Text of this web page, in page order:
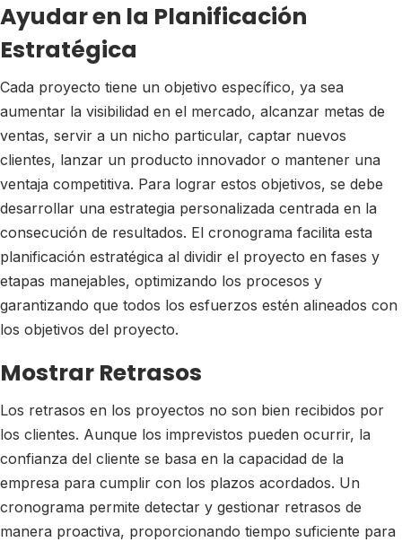
Ayudar en la Planificación
Estratégica
Cada proyecto tiene un objetivo específico, ya sea
aumentar la visibilidad en el mercado, alcanzar metas de
ventas, servir a un nicho particular, captar nuevos
clientes, lanzar un producto innovador o mantener una
ventaja competitiva. Para lograr estos objetivos, se debe
desarrollar una estrategia personalizada centrada en la
consecución de resultados. El cronograma facilita esta
planificación estratégica al dividir el proyecto en fases y
etapas manejables, optimizando los procesos y
garantizando que todos los esfuerzos estén alineados con
los objetivos del proyecto.
Mostrar Retrasos
Los retrasos en los proyectos no son bien recibidos por
los clientes. Aunque los imprevistos pueden ocurrir, la
confianza del cliente se basa en la capacidad de la
empresa para cumplir con los plazos acordados. Un
cronograma permite detectar y gestionar retrasos de
manera proactiva, proporcionando tiempo suficiente para